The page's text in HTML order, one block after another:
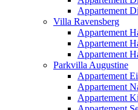
Appartement
Villa Ravensberg
Appartement
Appartement
Appartement
Parkvilla Augustine
Appartement
Appartement
Appartement